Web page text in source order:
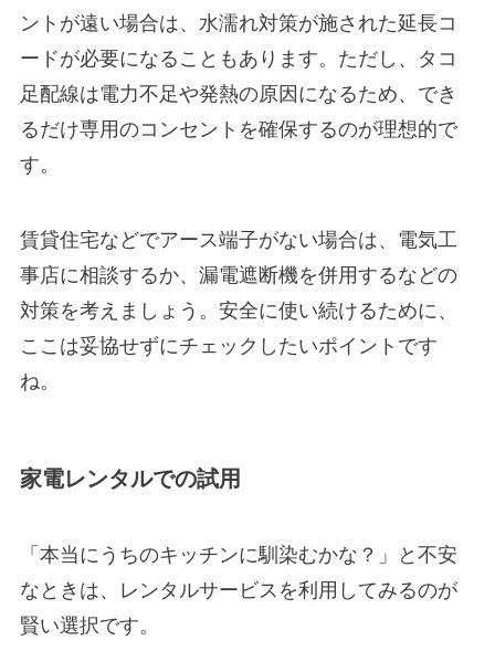
ントが遠い場合は、水濡れ対策が施された延長コ
ードが必要になることもあります。ただし、タコ
足配線は電力不足や発熱の原因になるため、でき
るだけ専用のコンセントを確保するのが理想的で
す。
賃貸住宅などでアース端子がない場合は、電気工
事店に相談するか、漏電遮断機を併用するなどの
対策を考えましょう。安全に使い続けるために、
ここは妥協せずにチェックしたいポイントです
ね。
家電レンタルでの試用
「本当にうちのキッチンに馴染むかな？」と不安
なときは、レンタルサービスを利用してみるのが
賢い選択です。